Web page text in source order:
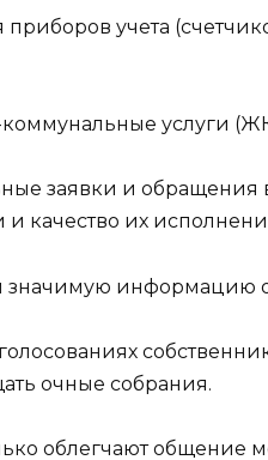
приборов учета
услуги
заявки и
и качество их
значимую информацию
очные собрания.
облегчают общение